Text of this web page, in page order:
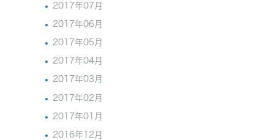
2017年07月
2017年06月
2017年05月
2017年04月
2017年03月
2017年02月
2017年01月
2016年12月